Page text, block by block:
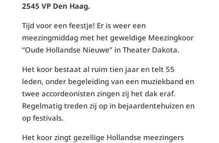
2545 VP Den Haag.
Tijd voor een feestje! Er is weer een
meezingmiddag met het geweldige Meezingkoor
“Oude Hollandse Nieuwe” in Theater Dakota.
Het koor bestaat al ruim tien jaar en telt 55
leden, onder begeleiding van een muziekband en
twee accordeonisten zingen zij het dak eraf.
Regelmatig treden zij op in bejaardentehuizen en
op festivals.
Het koor zingt gezellige Hollandse meezingers